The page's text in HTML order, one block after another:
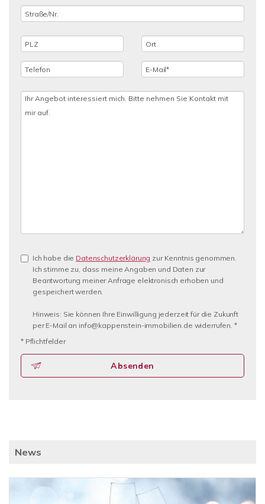
Ich habe die Datenschutzerklärung zur Kenntnis genommen.
Ich stimme zu, dass meine Angaben und Daten zur
Beantwortung meiner Anfrage elektronisch erhoben und
gespeichert werden.
Hinweis: Sie können Ihre Einwilligung jederzeit für die Zukunft
per E-Mail an info@kappenstein-immobilien.de widerrufen. *
* Pflichtfelder
Absenden
News